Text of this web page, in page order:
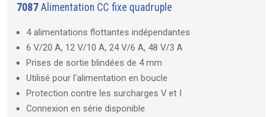
7087 Alimentation CC fixe quadruple
4 alimentations flottantes indépendantes
6 V/20 A, 12 V/10 A, 24 V/6 A, 48 V/3 A
Prises de sortie blindées de 4 mm
Utilisé pour l'alimentation en boucle
Protection contre les surcharges V et I
Connexion en série disponible